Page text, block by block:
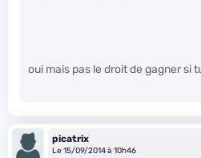
oui mais pas le droit de gagner si
picatrix
Le 15/09/2014 à 10h46